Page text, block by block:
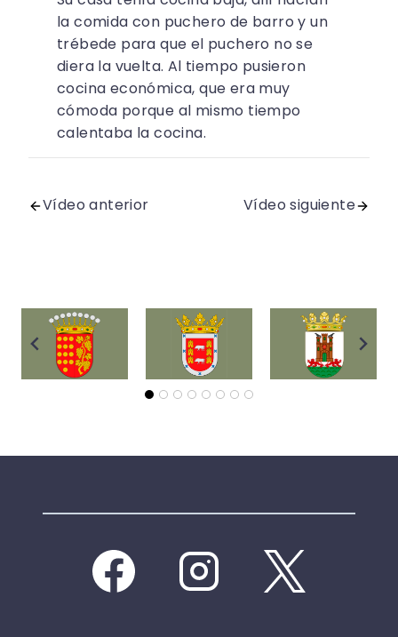
la comida con puchero de barro y un
trébede para que el puchero no se
diera la vuelta. Al tiempo pusieron
cocina económica, que era muy
cómoda porque al mismo tiempo
calentaba la cocina.
Vídeo anterior Vídeo siguiente